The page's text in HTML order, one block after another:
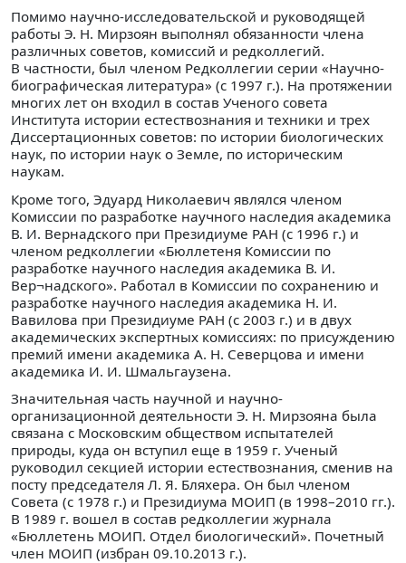
Помимо научно-исследовательской и руководящей
работы Э. Н. Мирзоян выполнял обязанности члена
различных советов, комиссий и редколлегий.
В частности, был членом Редколлегии серии «Научно-
биографическая литература» (с 1997 г.). На протяжении
многих лет он входил в состав Ученого совета
Института истории естествознания и техники и трех
Диссертационных советов: по истории биологических
наук, по истории наук о Земле, по историческим
наукам.
Кроме того, Эдуард Николаевич являлся членом
Комиссии по разработке научного наследия академика
В. И. Вернадского при Президиуме РАН (с 1996 г.) и
членом редколлегии «Бюллетеня Комиссии по
разработке научного наследия академика В. И.
Вер¬надского». Работал в Комиссии по сохранению и
разработке научного наследия академика Н. И.
Вавилова при Президиуме РАН (с 2003 г.) и в двух
академических экспертных комиссиях: по присуждению
премий имени академика А. Н. Северцова и имени
академика И. И. Шмальгаузена.
Значительная часть научной и научно-
организационной деятельности Э. Н. Мирзояна была
связана с Московским обществом испытателей
природы, куда он вступил еще в 1959 г. Ученый
руководил секцией истории естествознания, сменив на
посту председателя Л. Я. Бляхера. Он был членом
Совета (с 1978 г.) и Президиума МОИП (в 1998–2010 гг.).
В 1989 г. вошел в состав редколлегии журнала
«Бюллетень МОИП. Отдел биологический». Почетный
член МОИП (избран 09.10.2013 г.).